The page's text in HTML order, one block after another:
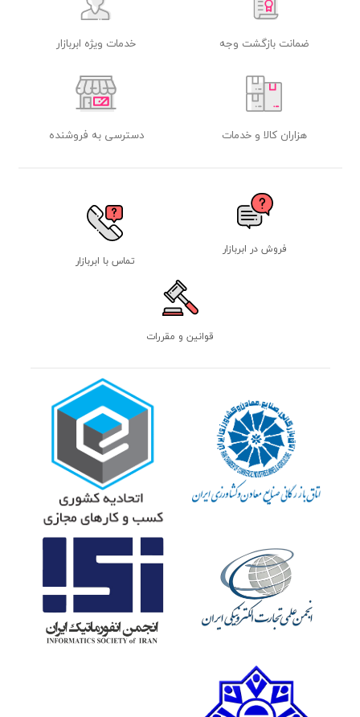
ضمانت بازگشت وجه خدمات ویژه ابربازار
هزاران کالا و خدمات دسترسی به فروشنده
فروش در ابربازار
تماس با ابربازار
قوانین و مقررات